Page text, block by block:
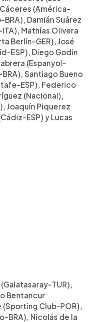
(América-
BRA), Damián Suárez
Mathías Olivera
Berlín-GER), José
ESP), Diego Godín
(Espanyol-
Santiago Bueno
ESP), Federico
(Nacional),
Joaquín Piquerez
ESP) y Lucas
TUR),
Bentancur
(Sporting Club-POR),
BRA), Nicolás de la